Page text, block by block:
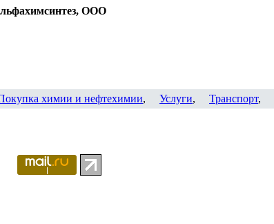
ООО
химии и нефтехимии, Услуги, Транспорт,